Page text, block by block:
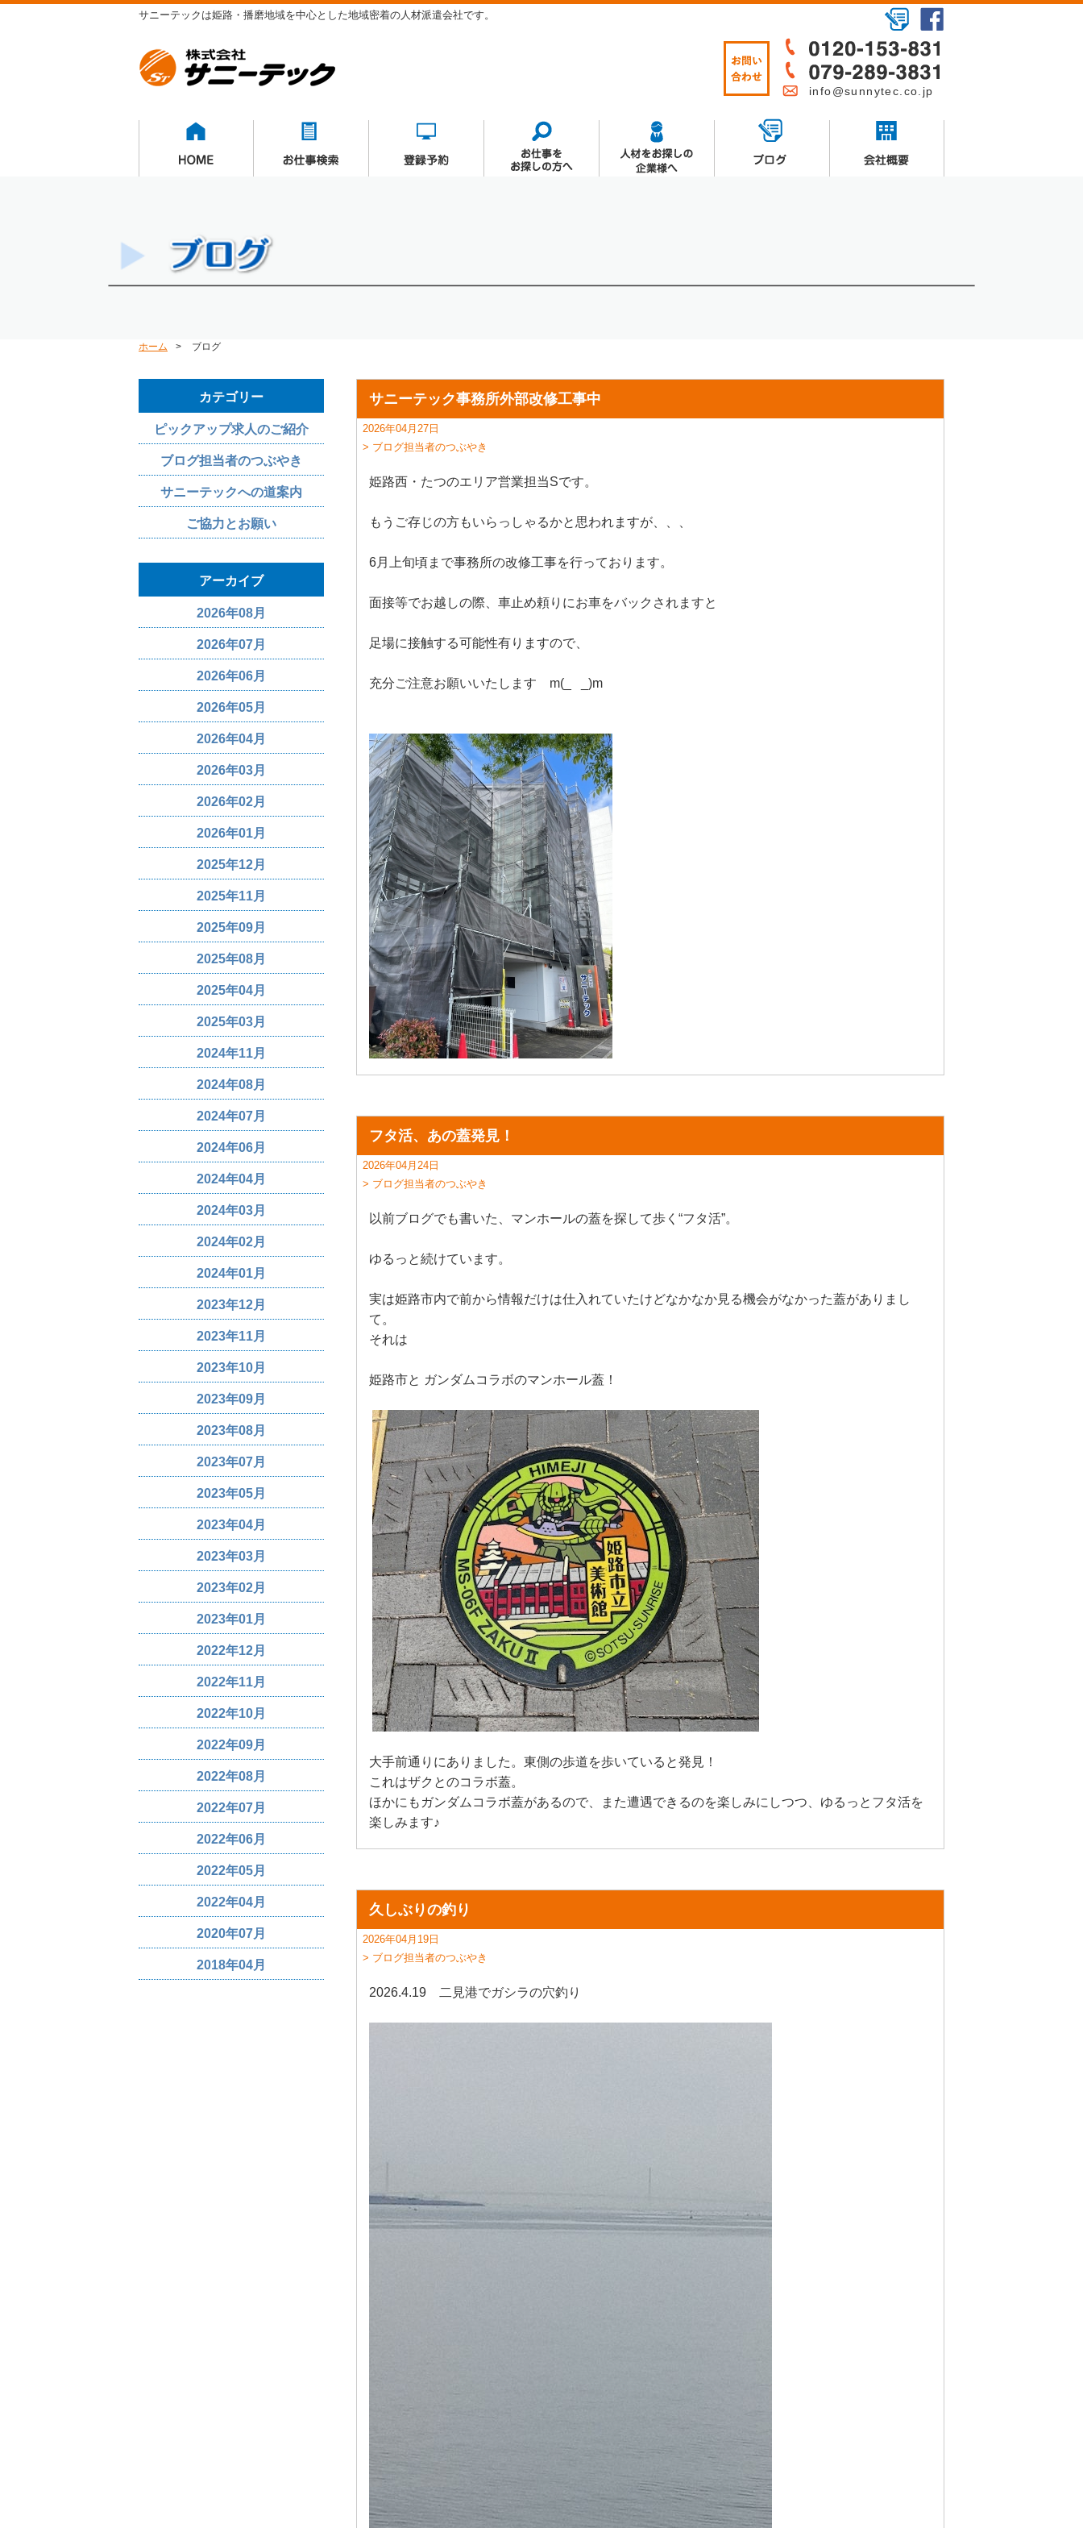
サニーテックは姫路・播磨地域を中心とした地域密着の人材派遣会社です。
info@sunnytec.co.jp
ホーム > ブログ
サニーテック事務所外部改修工事中
2026年04月27日
> ブログ担当者のつぶやき
姫路西・たつのエリア営業担当Sです。
もうご存じの方もいらっしゃるかと思われますが、、、
6月上旬頃まで事務所の改修工事を行っております。
面接等でお越しの際、車止め頼りにお車をバックされますと
足場に接触する可能性有りますので、
充分ご注意お願いいたします m(_ _)m
フタ活、あの蓋発見！
2026年04月24日
> ブログ担当者のつぶやき
以前ブログでも書いた、マンホールの蓋を探して歩く“フタ活”。
ゆるっと続けています。
実は姫路市内で前から情報だけは仕入れていたけどなかなか見る機会がなかった蓋がありまし
て。
それは
姫路市と ガンダムコラボのマンホール蓋！
大手前通りにありました。東側の歩道を歩いていると発見！
これはザクとのコラボ蓋。
ほかにもガンダムコラボ蓋があるので、また遭遇できるのを楽しみにしつつ、ゆるっとフタ活を
楽しみます♪
久しぶりの釣り
2026年04月19日
> ブログ担当者のつぶやき
2026.4.19 二見港でガシラの穴釣り
カテゴリー
ピックアップ求人のご紹介
ブログ担当者のつぶやき
サニーテックへの道案内
ご協力とお願い
アーカイブ
2026年08月
2026年07月
2026年06月
2026年05月
2026年04月
2026年03月
2026年02月
2026年01月
2025年12月
2025年11月
2025年09月
2025年08月
2025年04月
2025年03月
2024年11月
2024年08月
2024年07月
2024年06月
2024年04月
2024年03月
2024年02月
2024年01月
2023年12月
2023年11月
2023年10月
2023年09月
2023年08月
2023年07月
2023年05月
2023年04月
2023年03月
2023年02月
2023年01月
2022年12月
2022年11月
2022年10月
2022年09月
2022年08月
2022年07月
2022年06月
2022年05月
2022年04月
2020年07月
2018年04月